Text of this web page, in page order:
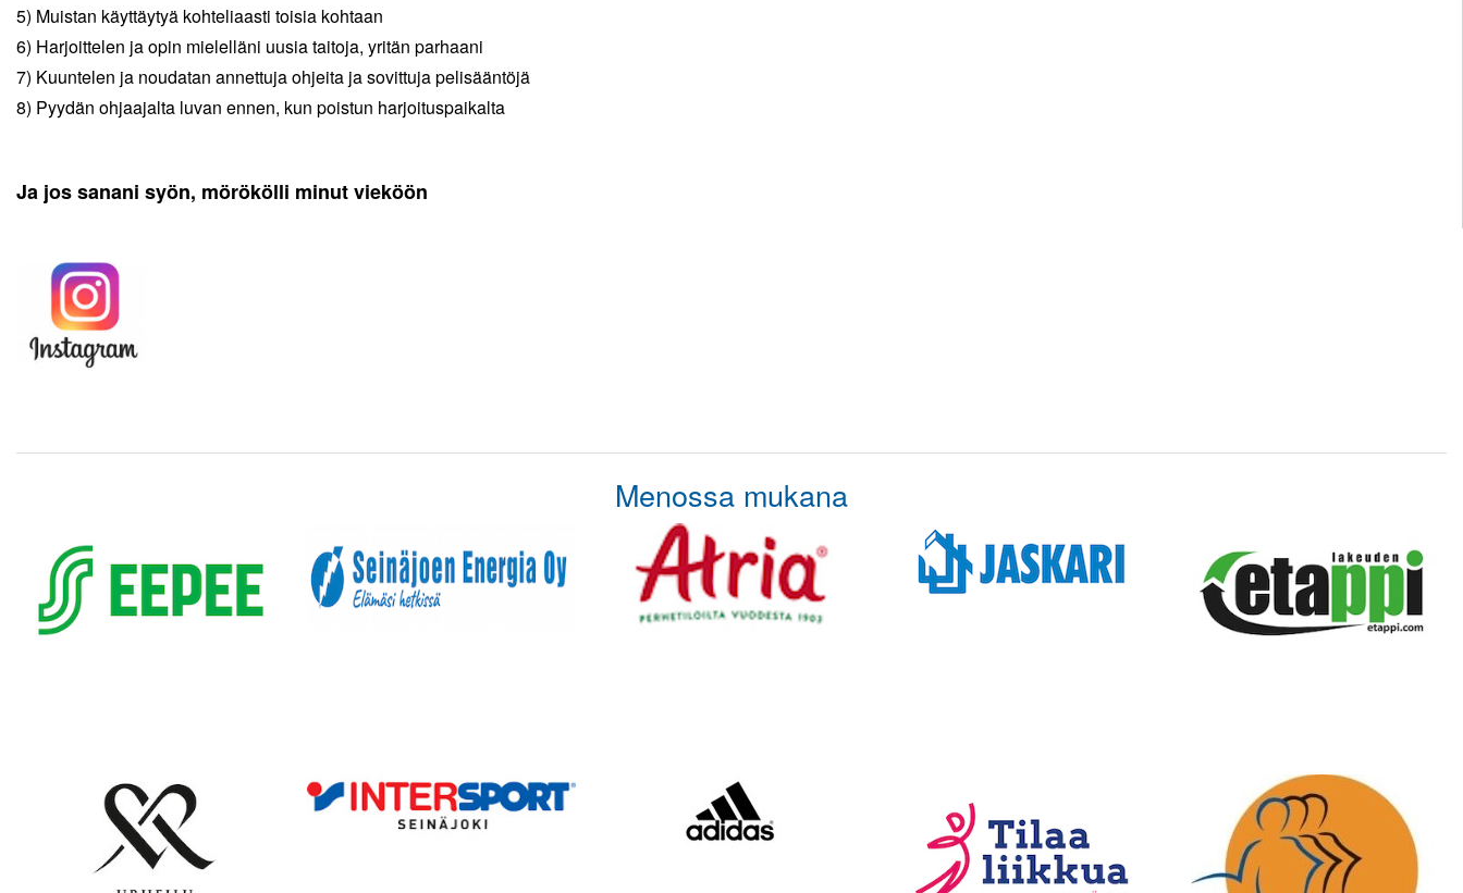
5) Muistan käyttäytyä kohteliaasti toisia kohtaan
6) Harjoittelen ja opin mielelläni uusia taitoja, yritän parhaani
7) Kuuntelen ja noudatan annettuja ohjeita ja sovittuja pelisääntöjä
8) Pyydän ohjaajalta luvan ennen, kun poistun harjoituspaikalta
Ja jos sanani syön, mörökölli minut vieköön
Menossa mukana